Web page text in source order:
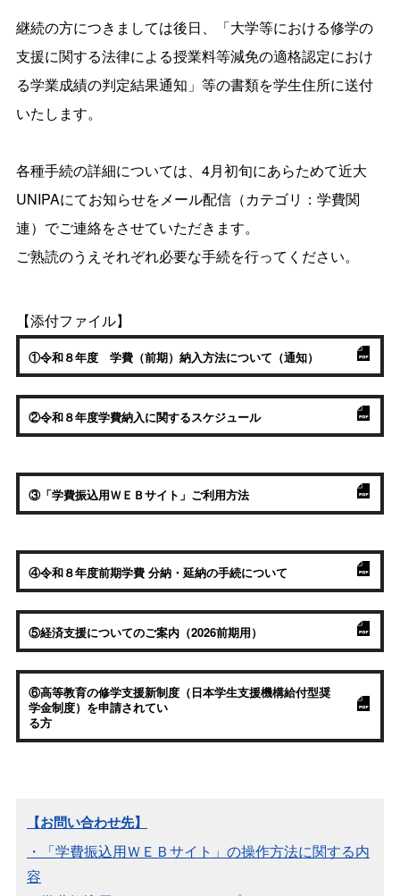
継続の方につきましては後日、「大学等における修学の
支援に関する法律による授業料等減免の適格認定におけ
る学業成績の判定結果通知」等の書類を学生住所に送付
いたします。
各種手続の詳細については、 4月初旬にあらためて近大
UNIPAにてお知らせをメール配信（カテゴリ：学費関
連）でご連絡をさせていただきます。
ご熟読のうえそれぞれ必要な手続を行ってください。
【添付ファイル】
①令和８年度 学費（前期）納入方法について（通知）
②令和８年度学費納入に関するスケジュール
③「学費振込用ＷＥＢサイト」ご利用方法
④令和８年度前期学費 分納・延納の手続について
⑤経済支援についてのご案内（2026前期用）
⑥高等教育の修学支援新制度（日本学生支援機構給付型奨
学金制度）を申請されてい
る方
【お問い合わせ先】
・「学費振込用ＷＥＢサイト」の操作方法に関する内
容